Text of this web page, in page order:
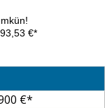
€*
€*